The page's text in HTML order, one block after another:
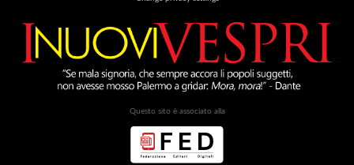
Questo sito è associato alla